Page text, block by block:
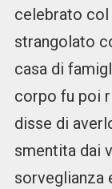
celebrato col
strangolato
casa di
corpo fu poi
disse di
smentita dai
sorveglianza